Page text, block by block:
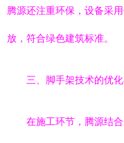
腾源还注重环保，设备采
放，符合绿色建筑标准。
三、脚手架技术的优
在施工环节，腾源结